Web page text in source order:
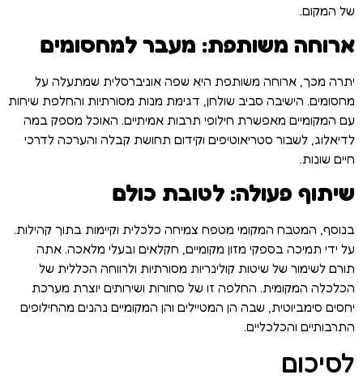
של המקום.
ארוחה משותפת: מעבר למחסומים
יתרה מכך, ארוחה משותפת היא שפה אוניברסלית שמתעלה על
מחסומים. הישיבה סביב שולחן, דגימת מנות מסורתיות והחלפת שיחות
עם המקומיים מאפשרת חילופי תרבות אמיתיים. האוכל מספק במה
לדיאלוג, לשבור סטריאוטיפים וקידום תחושת קבלה והערכה לדרכי
חיים שונות.
שיתוף פעולה: לטובת כולם
בנוסף, המטבח המקומי מטפח צמיחה כלכלית וקיימות בתוך קהילות.
על ידי תמיכה בספקי מזון מקומיים, חקלאים ובעלי מלאכה. אתה
תורם לשימור של שיטות קולינריות מסורתיות ולרווחה הכללית של
הכלכלה המקומית. החלפה זו של סחורות ושירותים יוצרת מערכת
יחסים סימביוטית, שבה הן המטיילים והן המקומיים נהנים מהחילופים
התרבותיים והכלכליים.
לסיכום